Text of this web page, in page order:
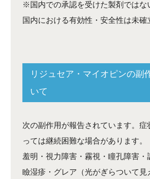
※国内での承認を受けた製剤ではな
国内における有効性・安全性は未確
リジュセア・マイオピンの副
いて
次の副作用が報告されています。症
っては継続困難な場合があります。
羞明・視力障害・霧視・瞳孔障害・
瞼湿疹・グレア（光がぎらついて見